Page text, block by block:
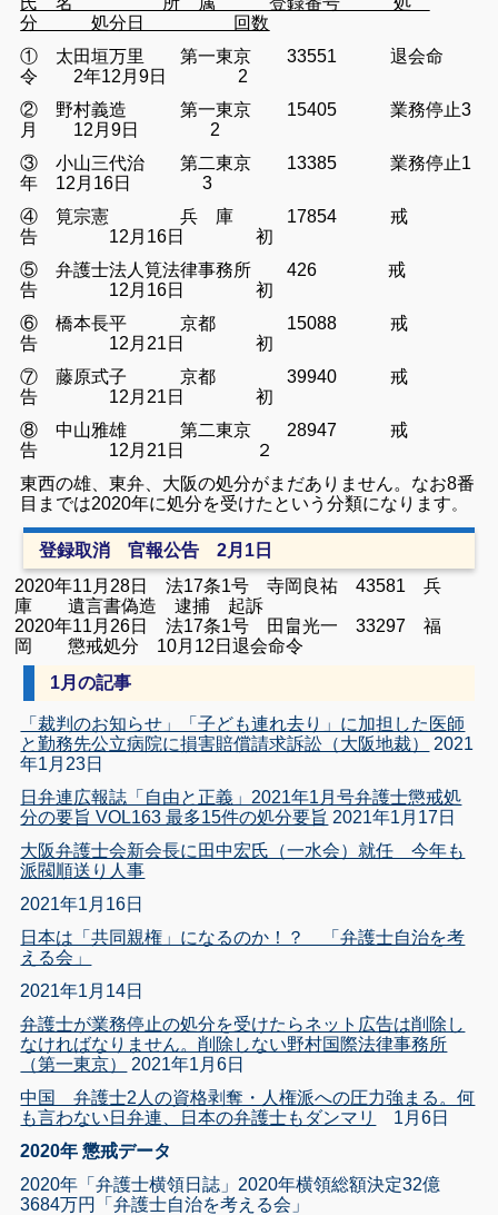
分 処分日 回数
① 太田垣万里 第一東京 33551 退会命
令 2年12月9日 2
② 野村義造 第一東京 15405 業務停止3
月 12月9日 2
③ 小山三代治 第二東京 13385 業務停止1
年 12月16日 3
④ 筧宗憲 兵 庫 17854 戒
告 12月16日 初
⑤ 弁護士法人筧法律事務所 426 戒
告 12月16日 初
⑥ 橋本長平 京都 15088 戒
告 12月21日 初
⑦ 藤原式子 京都 39940 戒
告 12月21日 初
⑧ 中山雅雄 第二東京 28947 戒
告 12月21日 ２
東西の雄、東弁、大阪の処分がまだありません。なお8番
目までは2020年に処分を受けたという分類になります。
登録取消 官報公告 2月1日
2020年11月28日 法17条1号 寺岡良祐 43581 兵
庫 遺言書偽造 逮捕 起訴
2020年11月26日 法17条1号 田畠光一 33297 福
岡 懲戒処分 10月12日退会命令
1月の記事
「裁判のお知らせ」「子ども連れ去り」に加担した医師
と勤務先公立病院に損害賠償請求訴訟（大阪地裁）
2021
年1月23日
日弁連広報誌「自由と正義」2021年1月号弁護士懲戒処
分の要旨 VOL163 最多15件の処分要旨 2021年1月17日
大阪弁護士会新会長に田中宏氏（一水会）就任 今年も
派閥順送り人事
2021年1月16日
日本は「共同親権」になるのか！？ 「弁護士自治を考
える会」
2021年1月14日
弁護士が業務停止の処分を受けたらネット広告は削除し
なければなりません。削除しない野村国際法律事務所
（第一東京）
2021年1月6日
中国 弁護士2人の資格剥奪・人権派への圧力強まる。何
も言わない日弁連、日本の弁護士もダンマリ
1月6日
2020年 懲戒データ
2020年「弁護士横領日誌」2020年横領総額決定32億
3684万円「弁護士自治を考える会」